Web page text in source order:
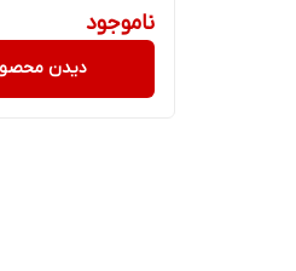
ناموجود
دیدن